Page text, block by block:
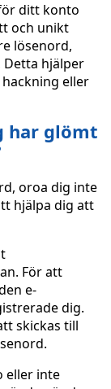
ditt konto
och unikt
lösenord,
Detta hjälper
eller
har glömt
oroa dig inte
hjälpa dig att
För att
e-
dig.
skickas till
eller inte